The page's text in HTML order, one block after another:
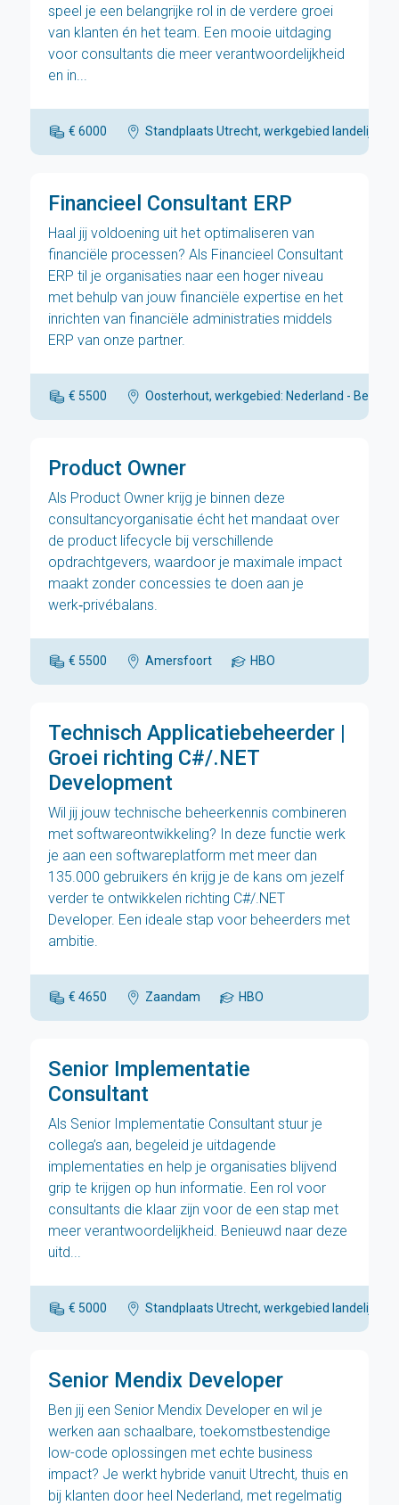
speel je een belangrijke rol in de verdere groei
van klanten én het team. Een mooie uitdaging
voor consultants die meer verantwoordelijkheid
en in...
€ 6000 Standplaats Utrecht, werkgebied landelijk
Financieel Consultant ERP
Haal jij voldoening uit het optimaliseren van
financiële processen? Als Financieel Consultant
ERP til je organisaties naar een hoger niveau
met behulp van jouw financiële expertise en het
inrichten van financiële administraties middels
ERP van onze partner.
€ 5500 Oosterhout, werkgebied: Nederland - België
Product Owner
Als Product Owner krijg je binnen deze
consultancyorganisatie écht het mandaat over
de product lifecycle bij verschillende
opdrachtgevers, waardoor je maximale impact
maakt zonder concessies te doen aan je
werk‑privébalans.
€ 5500 Amersfoort HBO
Technisch Applicatiebeheerder |
Groei richting C#/.NET
Development
Wil jij jouw technische beheerkennis combineren
met softwareontwikkeling? In deze functie werk
je aan een softwareplatform met meer dan
135.000 gebruikers én krijg je de kans om jezelf
verder te ontwikkelen richting C#/.NET
Developer. Een ideale stap voor beheerders met
ambitie.
€ 4650 Zaandam HBO
Senior Implementatie
Consultant
Als Senior Implementatie Consultant stuur je
collega’s aan, begeleid je uitdagende
implementaties en help je organisaties blijvend
grip te krijgen op hun informatie. Een rol voor
consultants die klaar zijn voor de een stap met
meer verantwoordelijkheid. Benieuwd naar deze
uitd...
€ 5000 Standplaats Utrecht, werkgebied landelijk
Senior Mendix Developer
Ben jij een Senior Mendix Developer en wil je
werken aan schaalbare, toekomstbestendige
low-code oplossingen met echte business
impact? Je werkt hybride vanuit Utrecht, thuis en
bij klanten door heel Nederland, met regelmatig